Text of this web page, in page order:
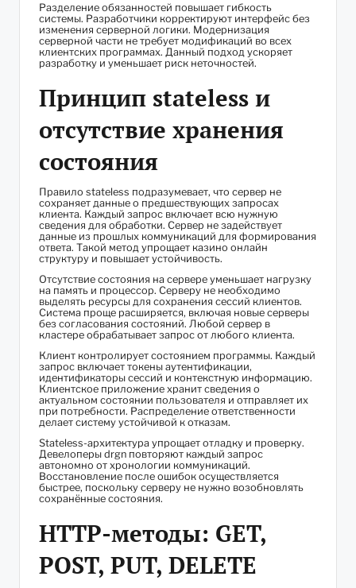
Разделение обязанностей повышает гибкость
системы. Разработчики корректируют интерфейс без
изменения серверной логики. Модернизация
серверной части не требует модификаций во всех
клиентских программах. Данный подход ускоряет
разработку и уменьшает риск неточностей.
Принцип stateless и
отсутствие хранения
состояния
Правило stateless подразумевает, что сервер не
сохраняет данные о предшествующих запросах
клиента. Каждый запрос включает всю нужную
сведения для обработки. Сервер не задействует
данные из прошлых коммуникаций для формирования
ответа. Такой метод упрощает казино онлайн
структуру и повышает устойчивость.
Отсутствие состояния на сервере уменьшает нагрузку
на память и процессор. Серверу не необходимо
выделять ресурсы для сохранения сессий клиентов.
Система проще расширяется, включая новые серверы
без согласования состояний. Любой сервер в
кластере обрабатывает запрос от любого клиента.
Клиент контролирует состоянием программы. Каждый
запрос включает токены аутентификации,
идентификаторы сессий и контекстную информацию.
Клиентское приложение хранит сведения о
актуальном состоянии пользователя и отправляет их
при потребности. Распределение ответственности
делает систему устойчивой к отказам.
Stateless-архитектура упрощает отладку и проверку.
Девелоперы drgn повторяют каждый запрос
автономно от хронологии коммуникаций.
Восстановление после ошибок осуществляется
быстрее, поскольку серверу не нужно возобновлять
сохранённые состояния.
HTTP-методы: GET,
POST, PUT, DELETE